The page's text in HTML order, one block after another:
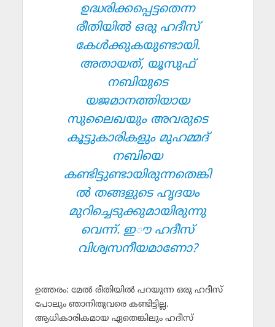
ഉദ്ധരിക്കപ്പെട്ടതെന്ന
രീതിയില്‍ ഒരു ഹദീസ്
കേള്‍ക്കുകയുണ്ടായി.
അതായത്, യൂസുഫ്
നബിയുടെ
യജമാനത്തിയായ
സുലൈഖയും അവരുടെ
കൂട്ടുകാരികളും മുഹമ്മദ്
നബിയെ
കണ്ടിട്ടുണ്ടായിരുന്നതെങ്കി
ല്‍ തങ്ങളുടെ ഹൃദയം
മുറിച്ചെടുക്കുമായിരുന്നു
വെന്ന്. ഇൗ ഹദീസ്
വിശ്വസനീയമാണോ?
ഉത്തരം: മേല്‍ രീതിയില്‍ പറയുന്ന ഒരു ഹദീസ്
പോലും ഞാനിതുവരെ കണ്ടിട്ടില്ല.
ആധികാരികമായ ഏതെങ്കിലും ഹദീസ്